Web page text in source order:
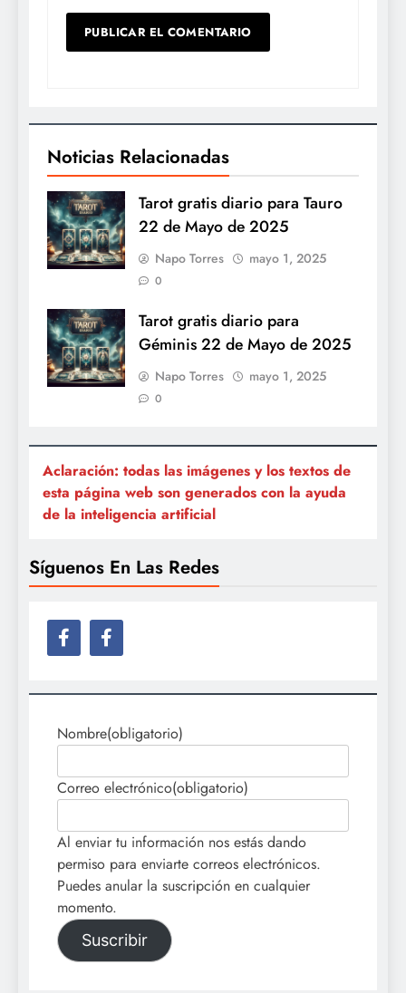
Noticias Relacionadas
Tarot gratis diario para Tauro
22 de Mayo de 2025
Napo Torres mayo 1, 2025
0
Tarot gratis diario para
Géminis 22 de Mayo de 2025
Napo Torres mayo 1, 2025
0
Aclaración: todas las imágenes y los textos de
esta página web son generados con la ayuda
de la inteligencia artificial
Síguenos En Las Redes
Nombre(obligatorio)
Correo electrónico(obligatorio)
Al enviar tu información nos estás dando
permiso para enviarte correos electrónicos.
Puedes anular la suscripción en cualquier
momento.
Suscribir